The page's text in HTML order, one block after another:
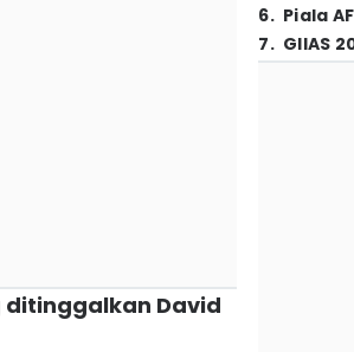
ditinggalkan David
6. Piala
7. GIIAS